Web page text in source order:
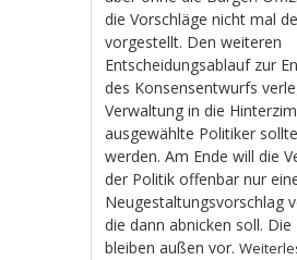
die Vorschläge nicht mal
vorgestellt. Den weiteren
Entscheidungsablauf zur
des Konsensentwurfs
Verwaltung in die
ausgewählte Politiker
werden. Am Ende will die
der Politik offenbar nur
Neugestaltungsvorschlag
die dann abnicken soll. Die
bleiben außen vor.